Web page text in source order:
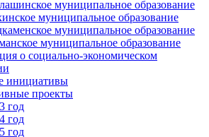
муниципальное образование
муниципальное образование
муниципальное образование
муниципальное образование
о социально-экономическом
инициативы
проекты
год
год
год